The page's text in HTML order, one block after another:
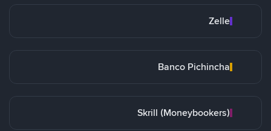
Zelle
Banco Pichincha
Skrill (Moneybookers)